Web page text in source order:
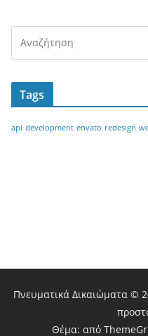
Tags
api development envato redesign
Πνευματικά Δικαιώματα ©
Θέμα: από